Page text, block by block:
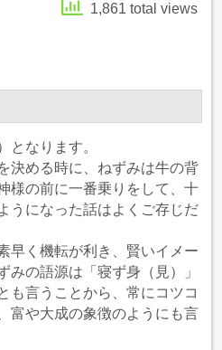
1,861 total views
となります。
決める時に、ねずみは牛の背
様の前に一番乗りをして、十
うになった話はよくご存じだ
早く機転が利き、賢いイメー
みの語源は「寝ず身（見）」
も言うことから、常にコツコ
富や大成の象徴のようにも言